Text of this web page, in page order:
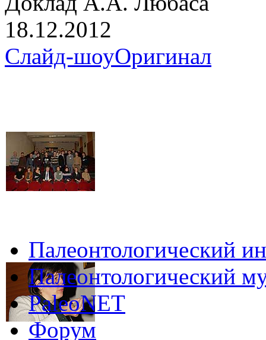
18.12.2012
Слайд-шоуОригинал
Палеонтологический
Палеонтологический
PaleoNET
Форум